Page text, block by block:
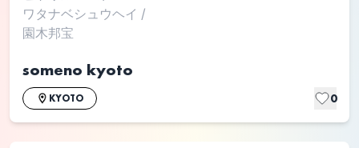
ワタナベシュウヘイ /
園木邦宝
someno kyoto
KYOTO 0